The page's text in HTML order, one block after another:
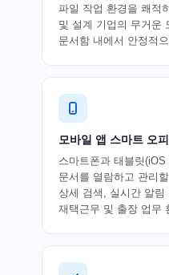
파일 작업 환경을 쾌적
및 설계 기업의 무거운
문서함 내에서 안정적
모바일 앱 스마트 오
스마트폰과 태블릿
문서를 열람하고 관리
상세 검색, 실시간 알
재택근무 및 출장 업무